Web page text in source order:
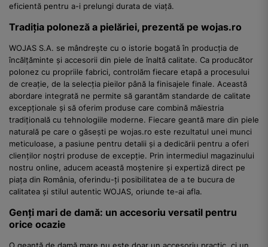
eficientă pentru a-i prelungi durata de viață.
Tradiția poloneză a pielăriei, prezentă pe wojas.ro
WOJAS S.A. se mândrește cu o istorie bogată în producția de
încălțăminte și accesorii din piele de înaltă calitate. Ca producător
polonez cu propriile fabrici, controlăm fiecare etapă a procesului
de creație, de la selecția pieilor până la finisajele finale. Această
abordare integrată ne permite să garantăm standarde de calitate
excepționale și să oferim produse care combină măiestria
tradițională cu tehnologiile moderne. Fiecare geantă mare din piele
naturală pe care o găsești pe wojas.ro este rezultatul unei munci
meticuloase, a pasiune pentru detalii și a dedicării pentru a oferi
clienților noștri produse de excepție. Prin intermediul magazinului
nostru online, aducem această moștenire și expertiză direct pe
piața din România, oferindu-ți posibilitatea de a te bucura de
calitatea și stilul autentic WOJAS, oriunde te-ai afla.
Genți mari de damă: un accesoriu versatil pentru
orice ocazie